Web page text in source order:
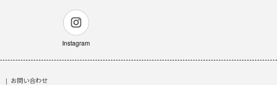
Instagram
お問い合わせ